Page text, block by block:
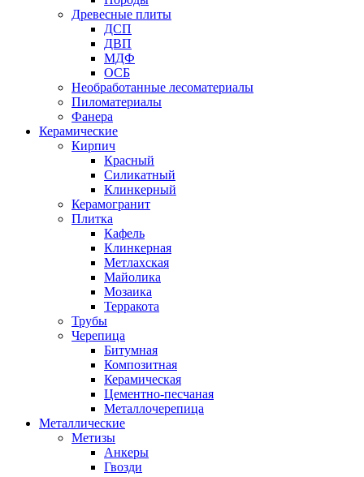
Древесные плиты
ДСП
ДВП
МДФ
ОСБ
Необработанные лесоматериалы
Пиломатериалы
Фанера
Керамические
Кирпич
Красный
Силикатный
Клинкерный
Керамогранит
Плитка
Кафель
Клинкерная
Метлахская
Майолика
Мозаика
Терракота
Трубы
Черепица
Битумная
Композитная
Керамическая
Цементно-песчаная
Металлочерепица
Металлические
Метизы
Анкеры
Гвозди